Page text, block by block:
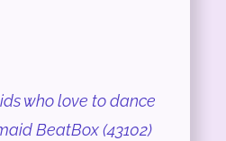
who love to dance
BeatBox (43102)